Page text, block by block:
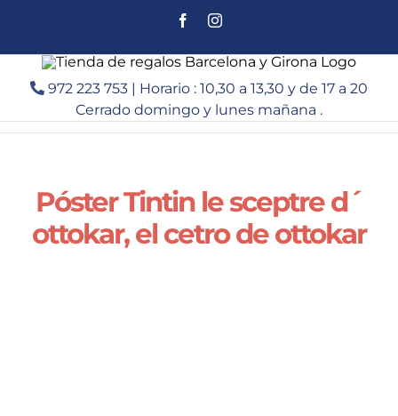
contenido
FacebookInstagram
972 223 753 | Horario : 10,30 a 13,30 y de 17 a 20
Cerrado domingo y lunes mañana .
Póster Tintin le sceptre d´
ottokar, el cetro de ottokar